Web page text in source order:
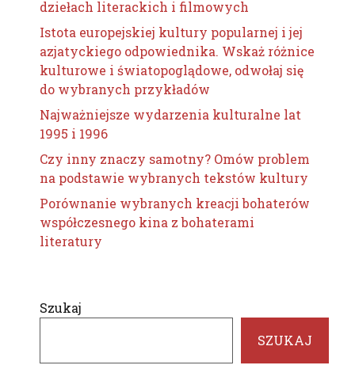
dziełach literackich i filmowych
Istota europejskiej kultury popularnej i jej
azjatyckiego odpowiednika. Wskaż różnice
kulturowe i światopoglądowe, odwołaj się
do wybranych przykładów
Najważniejsze wydarzenia kulturalne lat
1995 i 1996
Czy inny znaczy samotny? Omów problem
na podstawie wybranych tekstów kultury
Porównanie wybranych kreacji bohaterów
współczesnego kina z bohaterami
literatury
Szukaj
SZUKAJ